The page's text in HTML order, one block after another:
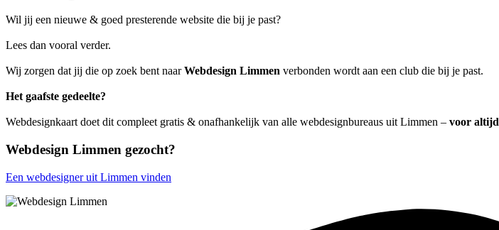
Wil jij een nieuwe & goed presterende website die bij je past?
Lees dan vooral verder.
Wij zorgen dat jij die op zoek bent naarWebdesign Limmen verbonden wordt aan een club die bij je past.
Het gaafste gedeelte?
Webdesignkaart doet dit compleet gratis & onafhankelijk van alle webdesignbureaus uit Limmen – voor altijd
Webdesign Limmen gezocht?
Een webdesigner uit Limmen vinden